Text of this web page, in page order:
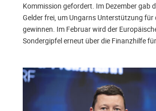
Kommission gefordert. Im Dezember gab
Gelder frei, um Ungarns Unterstützung für
gewinnen. Im Februar wird der
Sondergipfel erneut über die Finanzhilfe